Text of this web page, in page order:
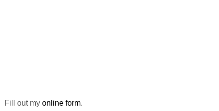
Fill out my online form.